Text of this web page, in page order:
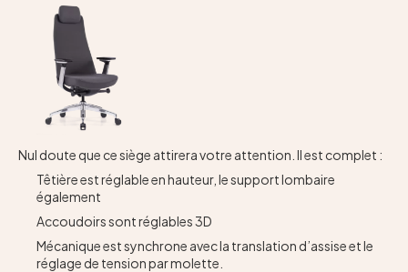
Contact
Nul doute que ce siège attirera votre attention. Il est complet :
Têtière est réglable en hauteur, le support lombaire
également
Accoudoirs sont réglables 3D
Mécanique est synchrone avec la translation d’assise et le
réglage de tension par molette.